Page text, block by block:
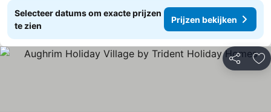
Selecteer datums om exacte prijzen
te zien
Prijzen bekijken
Delen